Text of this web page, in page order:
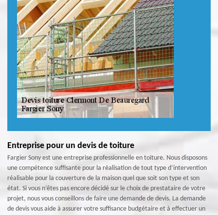
Entreprise pour un devis de toiture
Fargier Sony est une entreprise professionnelle en toiture. Nous disposons
une compétence suffisante pour la réalisation de tout type d’intervention
réalisable pour la couverture de la maison quel que soit son type et son
état. Si vous n’êtes pas encore décidé sur le choix de prestataire de votre
projet, nous vous conseillons de faire une demande de devis. La demande
de devis vous aide à assurer votre suffisance budgétaire et à effectuer un